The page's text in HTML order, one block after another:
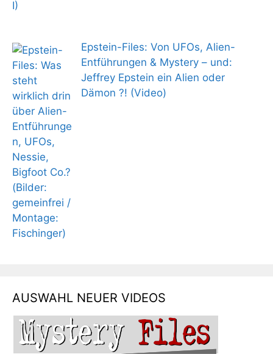
Epstein-Files: Von UFOs, Alien-
Entführungen & Mystery – und:
Jeffrey Epstein ein Alien oder
Dämon ?! (Video)
AUSWAHL NEUER VIDEOS